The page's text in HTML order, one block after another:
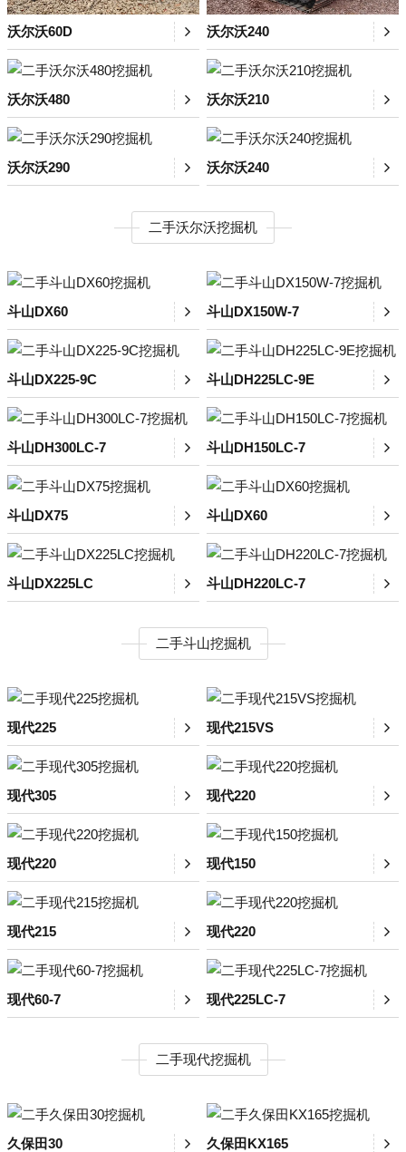
沃尔沃60D 沃尔沃240
沃尔沃480 沃尔沃210
沃尔沃290 沃尔沃240
二手沃尔沃挖掘机
斗山DX60 斗山DX150W-7
斗山DX225-9C 斗山DH225LC-9E
斗山DH300LC-7 斗山DH150LC-7
斗山DX75 斗山DX60
斗山DX225LC 斗山DH220LC-7
二手斗山挖掘机
现代225 现代215VS
现代305 现代220
现代220 现代150
现代215 现代220
现代60-7 现代225LC-7
二手现代挖掘机
久保田30 久保田KX165